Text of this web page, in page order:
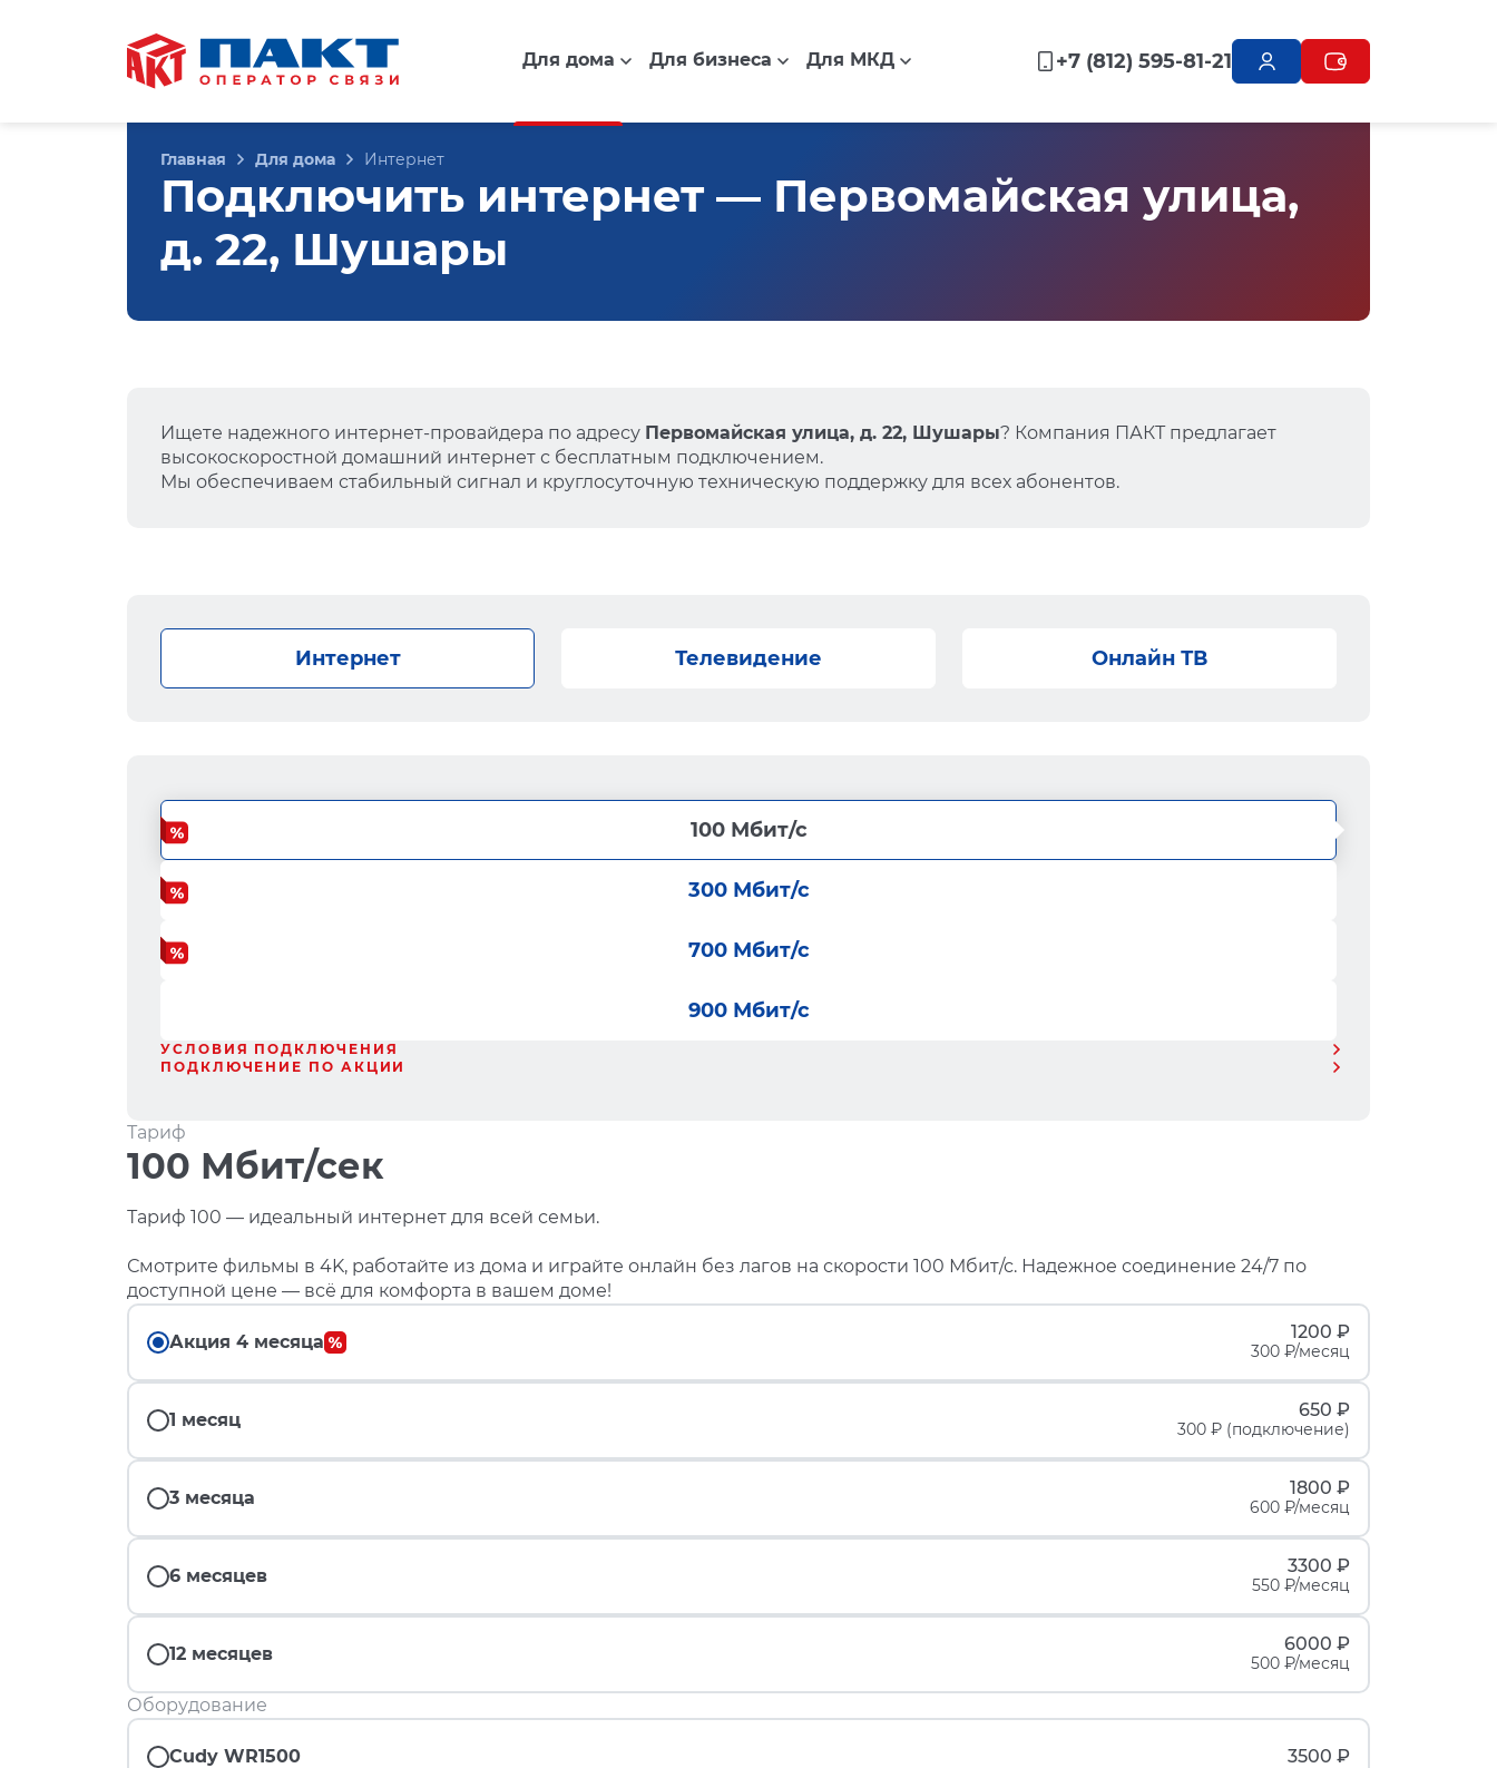
Для дома Для бизнеса Для МКД +7 (812) 595-81-21
Главная Для дома Интернет
Подключить интернет — Первомайская улица,
д. 22, Шушары
Ищете надежного интернет-провайдера по адресу Первомайская улица, д. 22, Шушары? Компания ПАКТ предлагает
высокоскоростной домашний интернет с бесплатным подключением.
Мы обеспечиваем стабильный сигнал и круглосуточную техническую поддержку для всех абонентов.
Интернет Телевидение Онлайн ТВ
100 Мбит/с
300 Мбит/с
700 Мбит/с
900 Мбит/с
УСЛОВИЯ ПОДКЛЮЧЕНИЯ
ПОДКЛЮЧЕНИЕ ПО АКЦИИ
Тариф
100 Мбит/сек
Тариф 100 — идеальный интернет для всей семьи.
Смотрите фильмы в 4K, работайте из дома и играйте онлайн без лагов на скорости 100 Мбит/с. Надежное соединение 24/7 по
доступной цене — всё для комфорта в вашем доме!
Акция 4 месяца 1200 ₽
300 ₽/месяц
1 месяц 650 ₽
300 ₽ (подключение)
3 месяца 1800 ₽
600 ₽/месяц
6 месяцев 3300 ₽
550 ₽/месяц
12 месяцев 6000 ₽
500 ₽/месяц
Оборудование
Cudy WR1500 3500 ₽